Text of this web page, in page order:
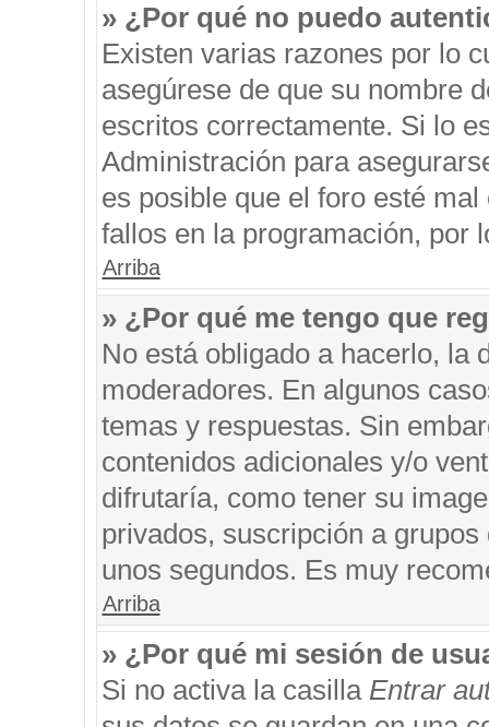
» ¿Por qué no puedo
Existen varias razones por lo
asegúrese de que su nombre
escritos correctamente. Si lo
Administración para
es posible que el foro esté
fallos en la programación, por
Arriba
» ¿Por qué me tengo que
No está obligado a hacerlo, la
moderadores. En algunos
temas y respuestas. Sin
contenidos adicionales y/o
difrutaría, como tener su
privados, suscripción a
unos segundos. Es muy
Arriba
» ¿Por qué mi sesión de
Si no activa la casilla Entrar